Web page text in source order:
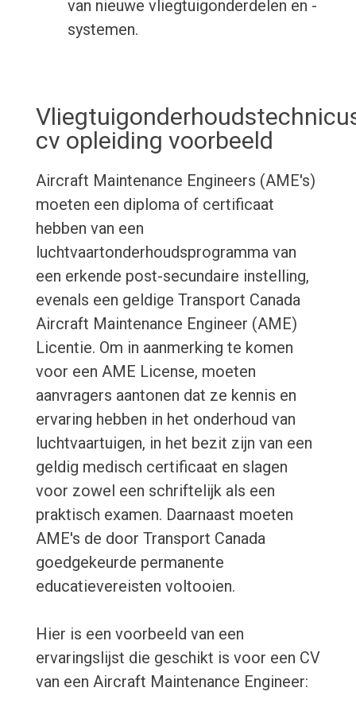
van nieuwe vliegtuigonderdelen en -
systemen.
cv opleiding voorbeeld
Aircraft Maintenance Engineers (AME's)
moeten een diploma of certificaat
hebben van een
luchtvaartonderhoudsprogramma van
een erkende post-secundaire instelling,
evenals een geldige Transport Canada
Aircraft Maintenance Engineer (AME)
Licentie. Om in aanmerking te komen
voor een AME License, moeten
aanvragers aantonen dat ze kennis en
ervaring hebben in het onderhoud van
luchtvaartuigen, in het bezit zijn van een
geldig medisch certificaat en slagen
voor zowel een schriftelijk als een
praktisch examen. Daarnaast moeten
AME's de door Transport Canada
goedgekeurde permanente
educatievereisten voltooien.
Hier is een voorbeeld van een
ervaringslijst die geschikt is voor een CV
van een Aircraft Maintenance Engineer: